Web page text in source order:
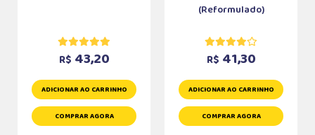
R$ 43,20
ADICIONAR AO CARRINHO
COMPRAR AGORA
(Reformulado)
R$ 41,30
ADICIONAR AO CARRINHO
COMPRAR AGORA